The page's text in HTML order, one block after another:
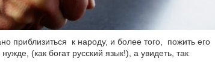
приблизиться к народу, и более того, пожить его
(как богат русский язык!), а увидеть, так